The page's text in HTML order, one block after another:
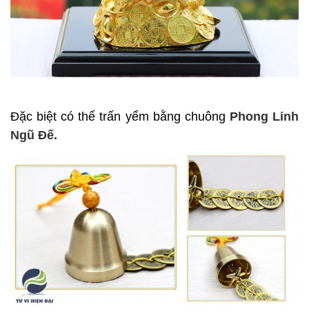
Đặc biệt có thể trấn yểm bằng chuông Phong Linh
Ngũ Đế.